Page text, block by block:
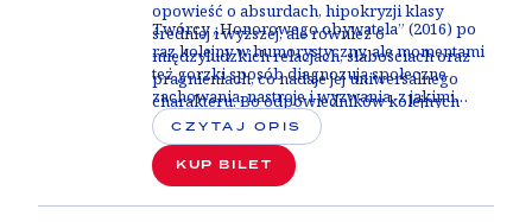
opowieść o absurdach, hipokryzji klasy
średniej i wyższej, ale również o
międzyludzkich relacjach, słabościach oraz
pragnieniach, co nadaje jej uniwersalnego
charakteru. Bo odpowiedników kolejnych
postaci, w których rolę wciela się Francella,
szukać można pod każdą długością i
szerokością geograficzną.
Twórcy „Honorowego obywatela” (2016) po
raz kolejny w humorystyczny, ale momentami
też gorzki sposób diagnozują społeczne
zachowania, nastroje i wyzwania, z jakimi
zmagamy się w dzisiejszej rzeczywistości na
całym świecie. Ich najnowszy film to
uniwersalna opowieść i celny portret
ludzkiego gatunku - nie tylko
Argentyńczyków.
CZYTAJ OPIS
KUP BILET